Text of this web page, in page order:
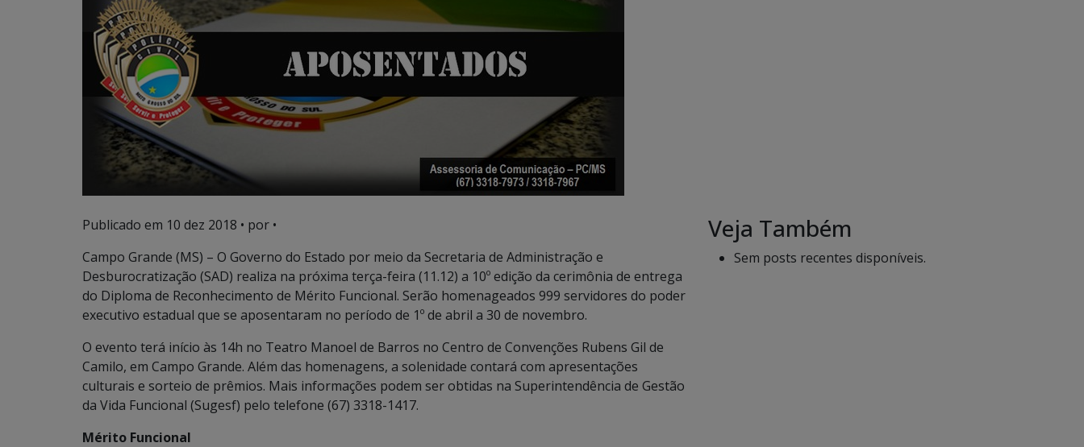
Publicado em 10 dez 2018 • por •
Campo Grande (MS) – O Governo do Estado por meio da Secretaria de Administração e
Desburocratização (SAD) realiza na próxima terça-feira (11.12) a 10º edição da cerimônia de entrega
do Diploma de Reconhecimento de Mérito Funcional. Serão homenageados 999 servidores do poder
executivo estadual que se aposentaram no período de 1º de abril a 30 de novembro.
O evento terá início às 14h no Teatro Manoel de Barros no Centro de Convenções Rubens Gil de
Camilo, em Campo Grande. Além das homenagens, a solenidade contará com apresentações
culturais e sorteio de prêmios. Mais informações podem ser obtidas na Superintendência de Gestão
da Vida Funcional (Sugesf) pelo telefone (67) 3318-1417.
Mérito Funcional
Veja Também
Sem posts recentes disponíveis.